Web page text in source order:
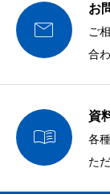

お
ご
合

資
各
た